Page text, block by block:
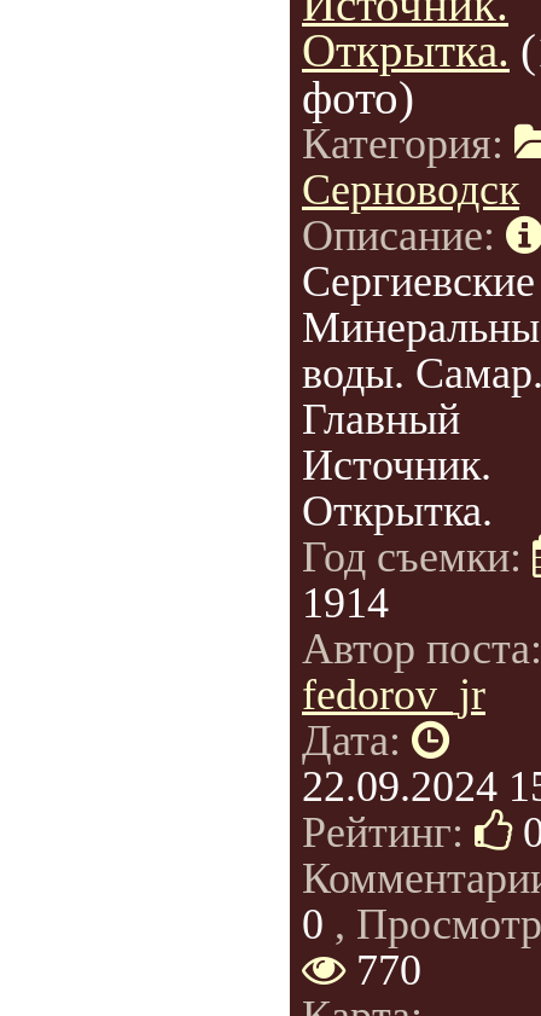
Открытка.
фото)
Категория:
Серноводск
Описание:
Сергиевские
воды.
Главный
Источник.
Открытка.
Год съемки:
1914
Автор
fedorov_jr
Дата:
22.09.2024
Рейтинг:
0 ,
770